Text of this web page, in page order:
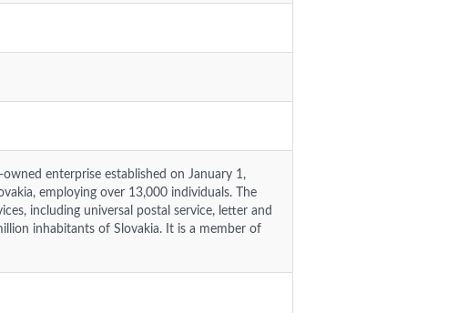
owned enterprise established on January 1,
employing over 13,000 individuals. The
including universal postal service, letter and
inhabitants of Slovakia. It is a member of